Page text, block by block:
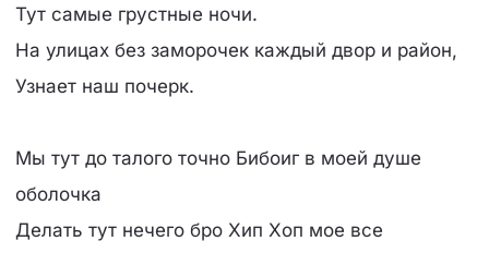
Тут самые грустные ночи.
На улицах без заморочек каждый двор и район,
Узнает наш почерк.
Мы тут до талого точно Бибоиг в моей душе
оболочка
Делать тут нечего бро Хип Хоп мое все